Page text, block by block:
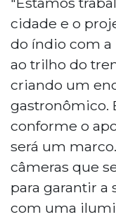
cidade e o
do índio com
ao trilho do
criando um
gastronômico.
conforme o
será um
câmeras que
para garantir a
com uma